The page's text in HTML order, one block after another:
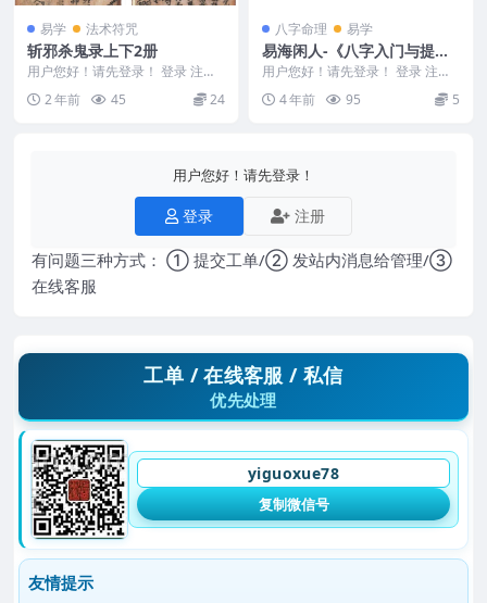
易学 法术符咒
斩邪杀鬼录上下2册
用户您好！请先登录！ 登录 注册
斩邪杀鬼录上下2册 2411256 斩邪
杀鬼录...
2 年前 45 24
八字命理 易学
易海闲人-《八字入门与提
高》143页
用户您好！请先登录！ 登录 注册
易海闲人-《八字入门与提高》143
页 编号22...
4 年前 95 5
用户您好！请先登录！
登录 注册
有问题三种方式： ① 提交工单/② 发站内消息给管理/③
在线客服
工单 / 在线客服 / 私信
优先处理
yiguoxue78
复制微信号
友情提示